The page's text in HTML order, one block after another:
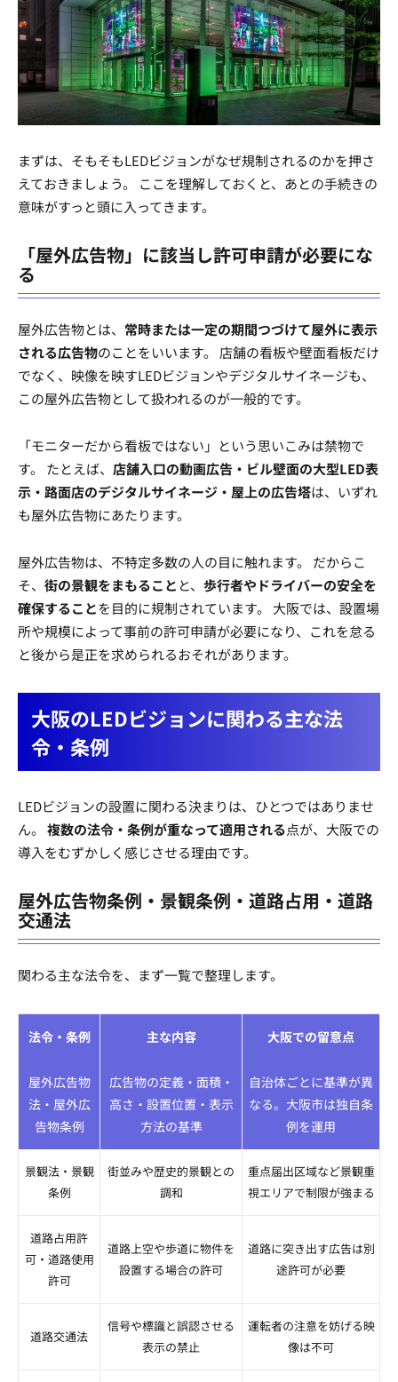
まずは、そもそもLEDビジョンがなぜ規制されるのかを押さ
えておきましょう。 ここを理解しておくと、あとの手続きの
意味がすっと頭に入ってきます。
「屋外広告物」に該当し許可申請が必要にな
る
屋外広告物とは、 常時または一定の期間つづけて屋外に表示
される広告物のことをいいます。 店舗の看板や壁面看板だけ
でなく、映像を映すLEDビジョンやデジタルサイネージも、
この屋外広告物として扱われるのが一般的です。
「モニターだから看板ではない」という思いこみは禁物で
す。 たとえば、 店舗入口の動画広告・ビル壁面の大型LED表
示・路面店のデジタルサイネージ・屋上の広告塔は、いずれ
も屋外広告物にあたります。
屋外広告物は、不特定多数の人の目に触れます。 だからこ
そ、 街の景観をまもること と、 歩行者やドライバーの安全を
確保することを目的に規制されています。 大阪では、設置場
所や規模によって事前の許可申請が必要になり、これを怠る
と後から是正を求められるおそれがあります。
大阪のLEDビジョンに関わる主な法
令・条例
LEDビジョンの設置に関わる決まりは、ひとつではありませ
ん。 複数の法令・条例が重なって適用される点が、大阪での
導入をむずかしく感じさせる理由です。
屋外広告物条例・景観条例・道路占用・道路
交通法
関わる主な法令を、まず一覧で整理します。
法令・条例 主な内容 大阪での留意点
屋外広告物
法・屋外広
告物条例
広告物の定義・面積・
高さ・設置位置・表示
方法の基準
自治体ごとに基準が異
なる。大阪市は独自条
例を運用
景観法・景観
条例
街並みや歴史的景観との
調和
重点届出区域など景観重
視エリアで制限が強まる
道路占用許
可・道路使用
許可
道路上空や歩道に物件を
設置する場合の許可
道路に突き出す広告は別
途許可が必要
道路交通法
信号や標識と誤認させる
表示の禁止
運転者の注意を妨げる映
像は不可